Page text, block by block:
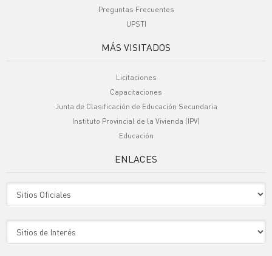
Preguntas Frecuentes
UPSTI
MÁS VISITADOS
Licitaciones
Capacitaciones
Junta de Clasificación de Educación Secundaria
Instituto Provincial de la Vivienda (IPV)
Educación
ENLACES